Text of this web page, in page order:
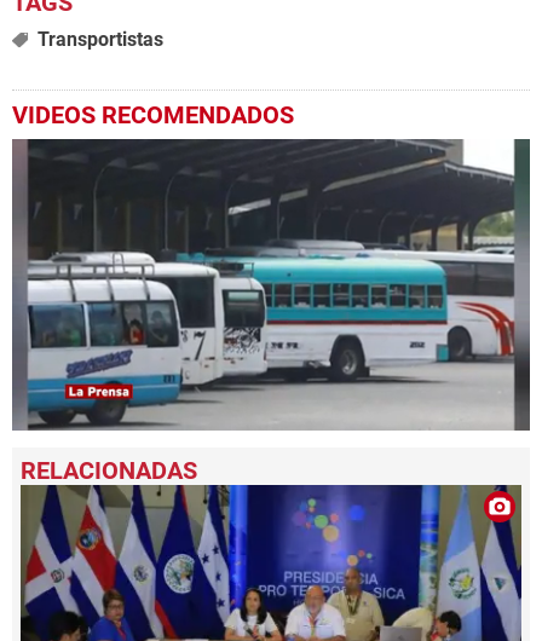
Transportistas
VIDEOS RECOMENDADOS
seconds
of
minute,
seconds